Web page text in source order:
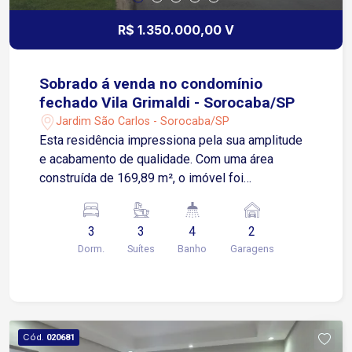
R$ 1.350.000,00 V
Sobrado á venda no condomínio
fechado Vila Grimaldi - Sorocaba/SP
Jardim São Carlos - Sorocaba/SP
Esta residência impressiona pela sua amplitude
e acabamento de qualidade. Com uma área
construída de 169,89 m², o imóvel foi
espaços aconchegantes e funcionais para toda a
família. A planta conta com 3 suítes espaçosas,
sendo a suíte master equipada com um closet,
amigos e familiares em momentos de
descontração. Para o seu conforto no dia a dia, a
3
Dorm.
3
Suítes
4
Banho
2
Garagens
Cód. 020681